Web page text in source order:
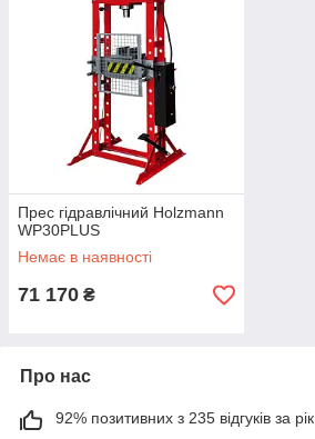
Прес гідравлічний Holzmann
WP30PLUS
Немає в наявності
71 170 ₴
Про нас
92% позитивних з 235 відгуків за рік